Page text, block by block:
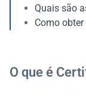
Quais são
Como
O que é